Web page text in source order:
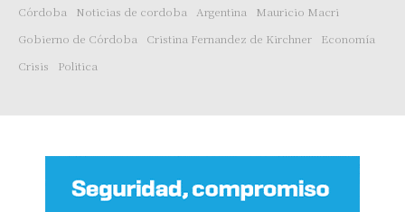
Córdoba Noticias de cordoba Argentina
Mauricio Macri
Gobierno de Córdoba
Cristina Fernandez de Kirchner
Economía
Crisis
Politica